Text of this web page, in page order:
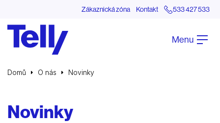
Zákaznická zóna Kontakt 533 427 533
Menu
Domů O nás Novinky
Novinky